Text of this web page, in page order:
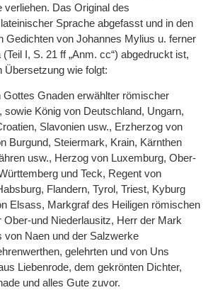
verliehen. Das Original des
Sprache abgefasst und in den
Gedichten von Johannes Mylius u. ferner
I, S. 21 ff „Anm. cc“) abgedruckt ist,
Übersetzung wie folgt:
Gottes Gnaden erwählter römischer
sowie König von Deutschland, Ungarn,
Slavonien usw., Erzherzog von
Burgund, Steiermark, Krain, Kärnthen
usw., Herzog von Luxemburg, Ober-
und Teck, Regent von
Flandern, Tyrol, Triest, Kyburg
Elsass, Markgraf des Heiligen römischen
Ober-und Niederlausitz, Herr der Mark
von Naen und der Salzwerke
gelehrten und von Uns
Liebenrode, dem gekrönten Dichter,
und alles Gute zuvor.